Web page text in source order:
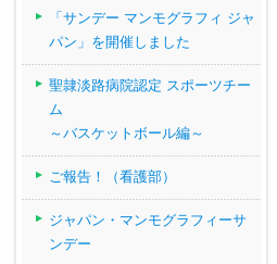
「サンデー マンモグラフィ ジャ
パン」を開催しました
聖隷淡路病院認定 スポーツチー
ム
～バスケットボール編～
ご報告！（看護部）
ジャパン・マンモグラフィーサ
ンデー